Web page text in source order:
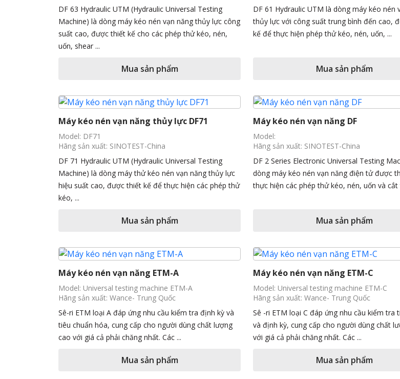
DF 63 Hydraulic UTM (Hydraulic Universal Testing
Machine) là dòng máy kéo nén vạn năng thủy lực công
suất cao, được thiết kế cho các phép thử kéo, nén,
uốn, shear ...
Mua sản phẩm
DF 61 Hydraulic UTM là dòng máy kéo nén
thủy lực với công suất trung bình đến cao,
kế để thực hiện phép thử kéo, nén, uốn, ...
Mua sản phẩm
Máy kéo nén vạn năng thủy lực DF71
Model: DF71
Hãng sản xuất: SINOTEST-China
DF 71 Hydraulic UTM (Hydraulic Universal Testing
Machine) là dòng máy thử kéo nén vạn năng thủy lực
hiệu suất cao, được thiết kế để thực hiện các phép thử
kéo, ...
Mua sản phẩm
Máy kéo nén vạn năng DF
Model:
Hãng sản xuất: SINOTEST-China
DF 2 Series Electronic Universal Testing
dòng máy kéo nén vạn năng điện tử được
thực hiện các phép thử kéo, nén, uốn và cắt
Mua sản phẩm
Máy kéo nén vạn năng ETM-A
Model: Universal testing machine ETM-A
Hãng sản xuất: Wance- Trung Quốc
Sê-ri ETM loại A đáp ứng nhu cầu kiểm tra định kỳ và
tiêu chuẩn hóa, cung cấp cho người dùng chất lượng
cao với giá cả phải chăng nhất. Các ...
Mua sản phẩm
Máy kéo nén vạn năng ETM-C
Model: Universal testing machine ETM-C
Hãng sản xuất: Wance- Trung Quốc
Sê -ri ETM loại C đáp ứng nhu cầu kiểm tra
và định kỳ, cung cấp cho người dùng chất
với giá cả phải chăng nhất. Các ...
Mua sản phẩm